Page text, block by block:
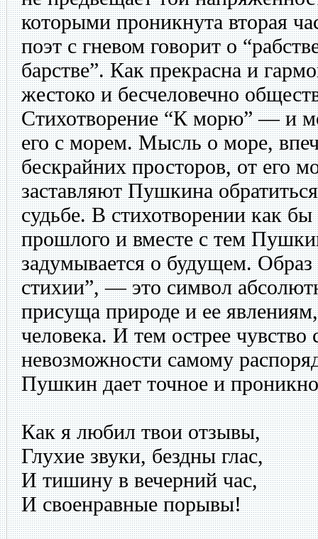
которыми проникнута вторая
поэт с гневом говорит о
барстве”. Как прекрасна и
жестоко и бесчеловечно
Стихотворение “К морю” — и
его с морем. Мысль о море,
бескрайних просторов, от его
заставляют Пушкина
судьбе. В стихотворении как бы
прошлого и вместе с тем
задумывается о будущем.
стихии”, — это символ
присуща природе и ее
человека. И тем острее
невозможности самому
Пушкин дает точное и
Как я любил твои отзывы,
Глухие звуки, бездны глас,
И тишину в вечерний час,
И своенравные порывы!